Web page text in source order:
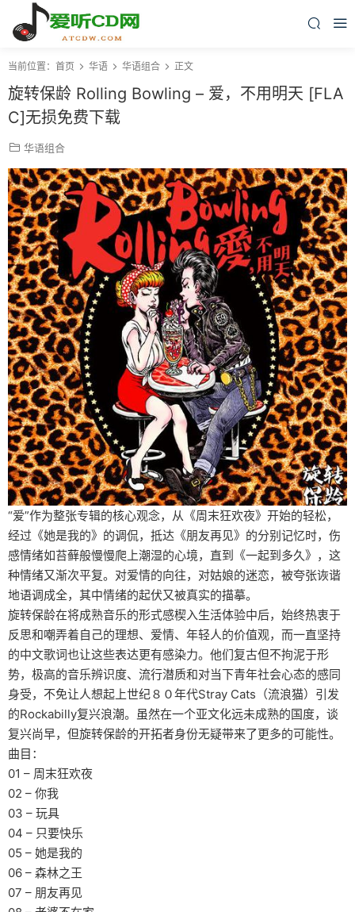
当前位置： 首页 华语 华语组合 正文
旋转保龄 Rolling Bowling – 爱，不用明天 [FLA
C]无损免费下载
华语组合
“爱”作为整张专辑的核心观念，从《周末狂欢夜》开始的轻松，
经过《她是我的》的调侃，抵达《朋友再见》的分别记忆时，伤
感情绪如苔藓般慢慢爬上潮湿的心境，直到《一起到多久》，这
种情绪又渐次平复。对爱情的向往，对姑娘的迷恋，被夸张诙谐
地语调成全，其中情绪的起伏又被真实的描摹。
旋转保龄在将成熟音乐的形式感楔入生活体验中后，始终热衷于
反思和嘲弄着自己的理想、爱情、年轻人的价值观，而一直坚持
的中文歌词也让这些表达更有感染力。他们复古但不拘泥于形
势，极高的音乐辨识度、流行潜质和对当下青年社会心态的感同
身受，不免让人想起上世纪８０年代Stray Cats（流浪猫）引发
的Rockabilly复兴浪潮。虽然在一个亚文化远未成熟的国度，谈
复兴尚早，但旋转保龄的开拓者身份无疑带来了更多的可能性。
曲目：
01 – 周末狂欢夜
02 – 你我
03 – 玩具
04 – 只要快乐
05 – 她是我的
06 – 森林之王
07 – 朋友再见